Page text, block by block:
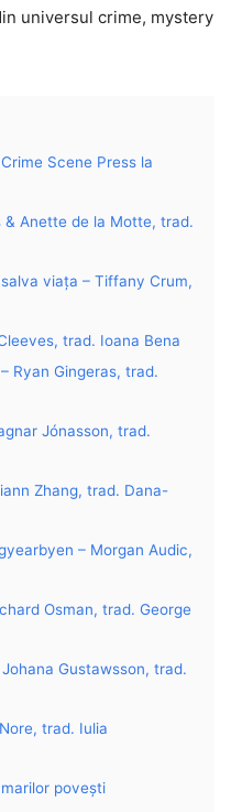
universul crime, mystery
Scene Press la
& Anette de la Motte, trad.
viața – Tiffany Crum,
trad. Ioana Bena
Ryan Gingeras, trad.
Jónasson, trad.
Zhang, trad. Dana-
– Morgan Audic,
Osman, trad. George
Gustawsson, trad.
trad. Iulia
povești